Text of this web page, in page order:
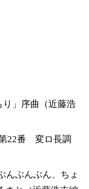
」序曲（近藤浩
22番 変ロ長調
ぶんぶん、ちょ